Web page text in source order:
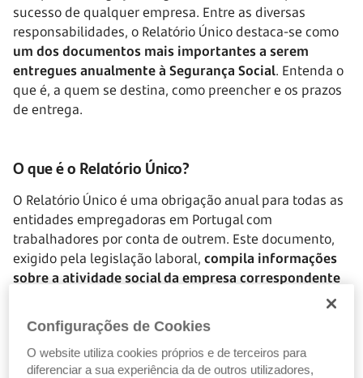
sucesso de qualquer empresa. Entre as diversas
responsabilidades, o Relatório Único destaca-se como
um dos documentos mais importantes a serem
entregues anualmente à Segurança Social. Entenda o
que é, a quem se destina, como preencher e os prazos
de entrega.
O que é o Relatório Único?
O Relatório Único é uma obrigação anual para todas as
entidades empregadoras em Portugal com
trabalhadores por conta de outrem. Este documento,
exigido pela legislação laboral, compila informações
sobre a atividade social da empresa correspondente
Que informações constam neste relatório?
Configurações de Cookies
O website utiliza cookies próprios e de terceiros para
diferenciar a sua experiência da de outros utilizadores,